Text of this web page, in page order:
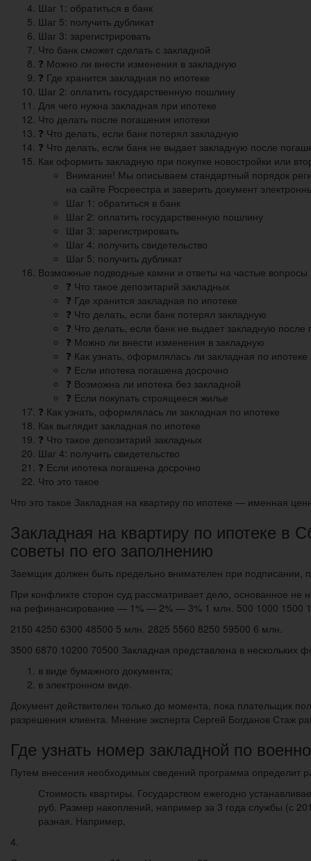
Шаг 1: обратиться в банк
Шаг 5: получить дубликат
Шаг 3: зарегистрировать
Что банк сможет сделать с закладной
❓ Можно ли внести изменения в закладную
❓ Где хранится закладная по ипотеке
Шаг 2: оплатить государственную пошлину
Для чего нужна закладная при ипотеке
Что делать после погашения ипотеки
❓ Что делать, если банк потерял закладную
❓ Что делать, если банк не выдает закладную после
Как оформить закладную при покупке новостройки или
Внимание! Мы описываем стандартный порядок
на сайте Росреестра и заверить документ
Шаг 1: обратиться в банк
Шаг 2: оплатить государственную пошлину
Шаг 3: зарегистрировать
Шаг 4: получить свидетельство
Шаг 5: получить дубликат
Возможные подводные камни и ответы на частые вопросы
❓ Что такое депозитарий закладных
❓ Где хранится закладная по ипотеке
❓ Что делать, если банк потерял закладную
❓ Что делать, если банк не выдает закладную
❓ Можно ли внести изменения в закладную
❓ Как узнать, оформлялась ли закладная по ипотеке
❓ Если ипотека погашена досрочно
❓ Возможна ли ипотека без закладной
❓ Если покупать строящееся жилье
❓ Как узнать, оформлялась ли закладная по ипотеке
Как выглядит закладная по ипотеке
❓ Что такое депозитарий закладных
Шаг 4: получить свидетельство
❓ Если ипотека погашена досрочно
Что это такое
Что это такое Закладная на квартиру по ипотеке — именная
Закладная на квартиру по ипотеке
советы по его заполнению
Заемщик должен быть предельно внимателен при подписании,
При конфликте сторон суд рассматривает дело, основанное
на рефинансирование — 1% — 2% — 3% 1 млн. 500 1000 1500
2150 4250 6300 48500 5 млн. 2825 5560 8250 59500 6 млн.
3500 6870 10200 70500 Закладная представлена в нескольких
в виде бумажного документа;
в электронном виде.
Документ действителен только до момента, пока плательщик
разрешения клиента. Мнение эксперта Сергей Богданов Стаж
Где узнать номер закладной по
Путем внесения необходимых сведений программа определит
Стоимость квартиры. Государством ежегодно
руб. Размер накоплений, например за 3 года службы (с
разная. Например,
4.